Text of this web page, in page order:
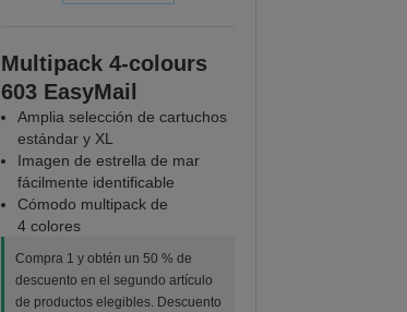
Multipack 4-colours
603 EasyMail
Amplia selección de cartuchos
estándar y XL
Imagen de estrella de mar
fácilmente identificable
Cómodo multipack de
4 colores
Compra 1 y obtén un 50 % de
descuento en el segundo artículo
de productos elegibles. Descuento